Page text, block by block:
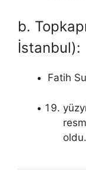
b.
İstanbul):
Fatih
oldu.